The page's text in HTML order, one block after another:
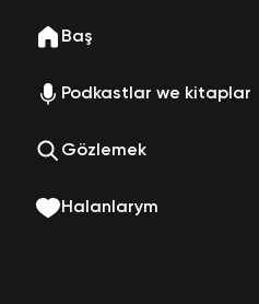
Baş
Podkastlar we kitaplar
Gözlemek
Halanlarym